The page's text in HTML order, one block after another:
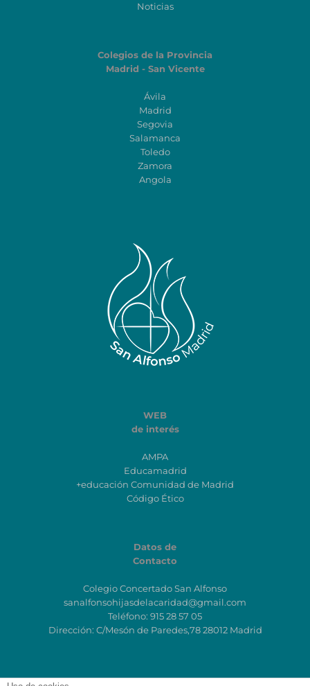
Noticias
Colegios de la Provincia
Madrid - San Vicente
Ávila
Madrid
Segovia
Salamanca
Toledo
Zamora
Angola
WEB
de interés
AMPA
Educamadrid
+educación Comunidad de Madrid
Código Ético
Datos de
Contacto
Colegio Concertado San Alfonso
sanalfonsohijasdelacaridad@gmail.com
Teléfono: 915 28 57 05
Dirección: C/Mesón de Paredes,78 28012 Madrid